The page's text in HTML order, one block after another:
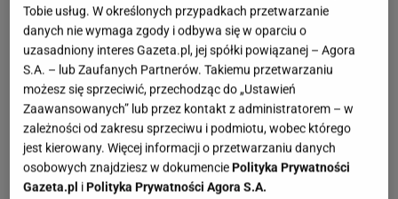
Tobie usług. W określonych przypadkach przetwarzanie
danych nie wymaga zgody i odbywa się w oparciu o
uzasadniony interes Gazeta.pl, jej spółki powiązanej – Agora
S.A. – lub Zaufanych Partnerów. Takiemu przetwarzaniu
możesz się sprzeciwić, przechodząc do „Ustawień
Zaawansowanych” lub przez kontakt z administratorem – w
zależności od zakresu sprzeciwu i podmiotu, wobec którego
jest kierowany. Więcej informacji o przetwarzaniu danych
osobowych znajdziesz w dokumenciePolityka Prywatności
Gazeta.pl iPolityka Prywatności Agora S.A.